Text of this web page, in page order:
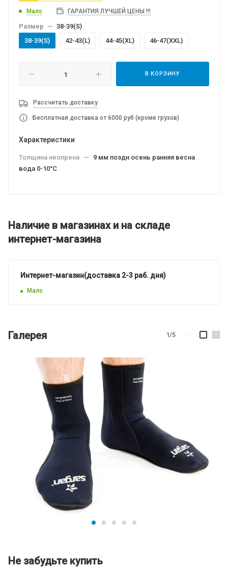
Мало ГАРАНТИЯ ЛУЧШЕЙ ЦЕНЫ !!!
Размер — 38-39(S)
38-39(S)
42-43(L) 44-45(XL) 46-47(XXL)
В КОРЗИНУ
Рассчитать доставку
Бесплатная доставка от 6000 руб (кроме грузов)
Характеристики
Толщина неопрена —
9 мм поздн осень ранняя весна
вода 0-10°C
Наличие в магазинах и на складе
интернет-магазина
Интернет-магазин(доставка 2-3 раб. дня)
Мало
Галерея 1/5
Не забудьте купить